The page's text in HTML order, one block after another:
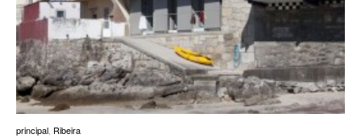
principal, Ribeira